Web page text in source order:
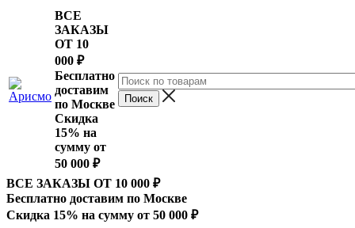
ВСЕ
ЗАКАЗЫ
ОТ 10
000 ₽
Бесплатно
доставим
по Москве
Скидка
15% на
сумму от
50 000 ₽
ВСЕ ЗАКАЗЫ ОТ 10 000 ₽
Бесплатно доставим по Москве
Скидка 15% на сумму от 50 000 ₽